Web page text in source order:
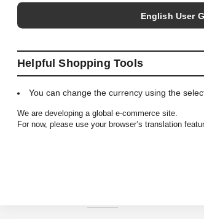
English User
Helpful Shopping Tools
You can change the currency using the
We are developing a global e-commerce site.
For now, please use your browser’s translation